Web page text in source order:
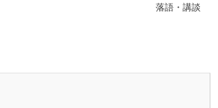
落語・講談